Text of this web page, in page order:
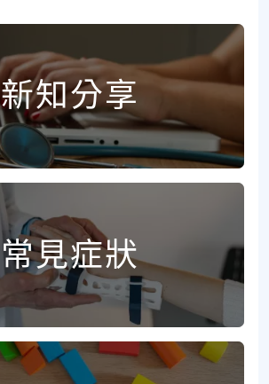
新知分享
常見症狀